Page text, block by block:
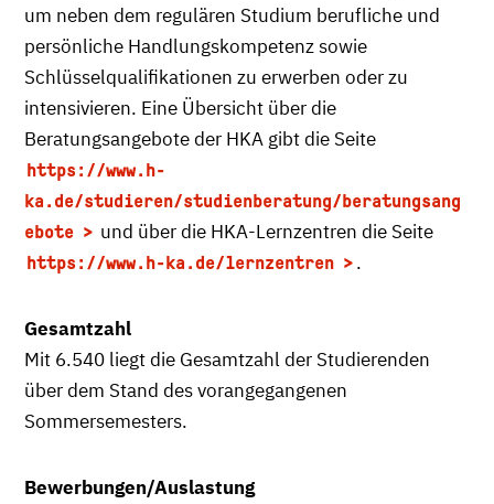
um neben dem regulären Studium berufliche und
persönliche Handlungskompetenz sowie
Schlüsselqualifikationen zu erwerben oder zu
intensivieren. Eine Übersicht über die
Beratungsangebote der HKA gibt die Seite
https://www.h-
ka.de/studieren/studienberatung/beratungsang
ebote
und über die HKA-Lernzentren die Seite
https://www.h-ka.de/lernzentren .
Gesamtzahl
Mit 6.540 liegt die Gesamtzahl der Studierenden
über dem Stand des vorangegangenen
Sommersemesters.
Bewerbungen/Auslastung